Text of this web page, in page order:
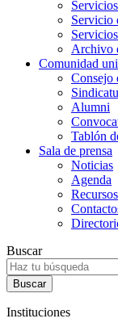
Servicio
Archivo
Comunidad
Consejo
Alumni
Tablón
Sala de prensa
Noticias
Agenda
Buscar
Instituciones